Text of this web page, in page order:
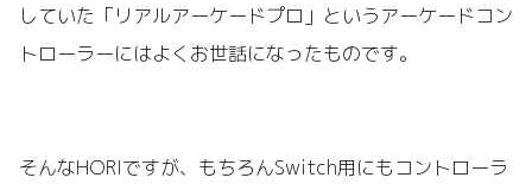
していた「リアルアーケードプロ」というアーケードコン
トローラーにはよくお世話になったものです。
そんなHORIですが、もちろんSwitch用にもコントローラ